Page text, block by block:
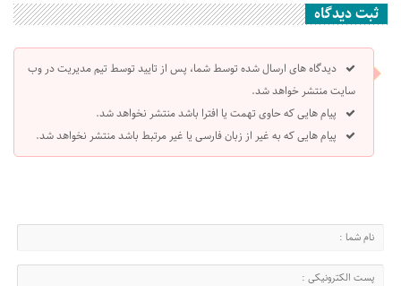
ثبت دیدگاه
دیدگاه های ارسال شده توسط شما، پس از تایید توسط تیم مدیریت در وب
سایت منتشر خواهد شد.
پیام هایی که حاوی تهمت یا افترا باشد منتشر نخواهد شد.
پیام هایی که به غیر از زبان فارسی یا غیر مرتبط باشد منتشر نخواهد شد.